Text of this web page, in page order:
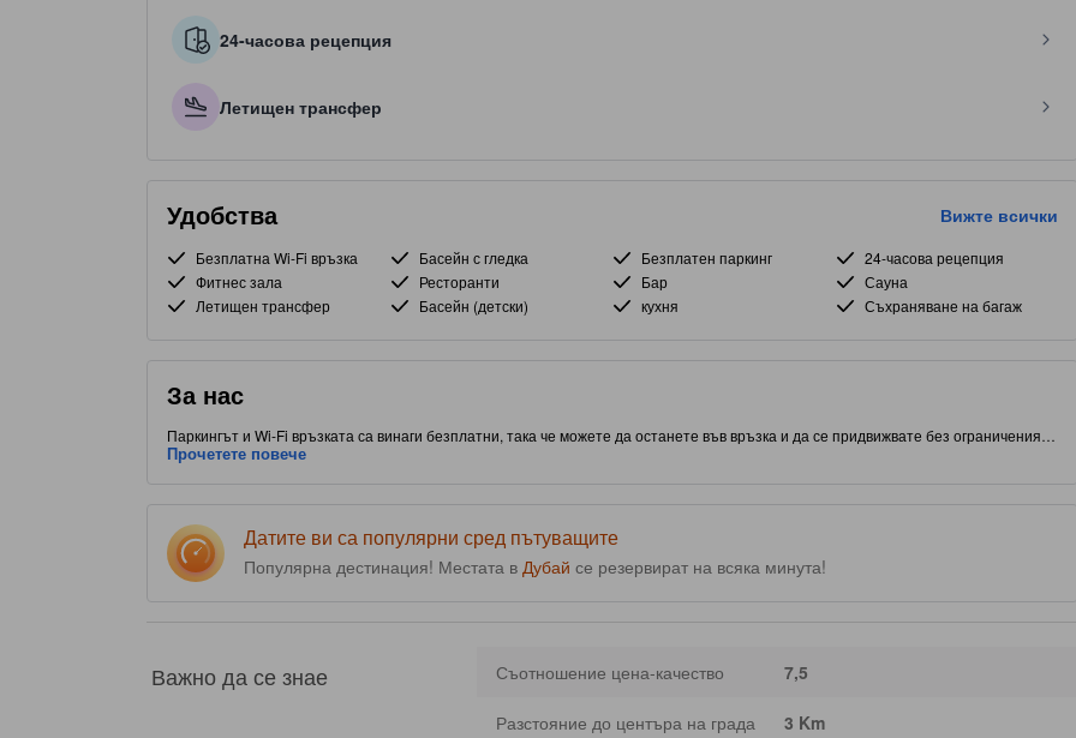
24-часова рецепция
Летищен трансфер
Удобства Вижте всички
Безплатна Wi-Fi връзка Басейн с гледка Безплатен паркинг
24-часова рецепция
Фитнес зала
Ресторанти Бар
Сауна
Летищен трансфер
Басейн (детски) кухня Съхраняване на багаж
За нас
Паркингът и Wi-Fi връзката са винаги безплатни, така че можете да останете във връзка и да се придвижвате без ограничения.
С удобно разположение до Ал Барша, част от Дубай, този обект ви дава близък достъп до атракции и интересни места за
хранене. С оценка от 3.0 звезди, този обект предоставя на гостите достъп до вътрешен басейн, външен басейн и сауна на
Прочетете повече
Датите ви са популярни сред пътуващите
Популярна дестинация! Местата в Дубай се резервират на всяка минута!
Важно да се знае Съотношение цена-качество 7,5
Разстояние до центъра на града 3 Km